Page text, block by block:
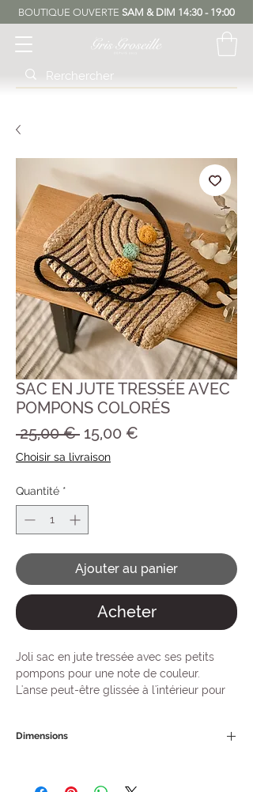
BOUTIQUE OUVERTE SAM & DIM 14:30 - 19:00
SAC EN JUTE TRESSÉE AVEC
POMPONS COLORÉS
25,00 € Prix
original
15,00 €
Choisir sa livraison
Quantité *
Ajouter au panier
Acheter
Joli sac en jute tressée avec ses petits
pompons pour une note de couleur.
L'anse peut-être glissée à l'intérieur pour
Marque : Vintage Addiction
Dimensions